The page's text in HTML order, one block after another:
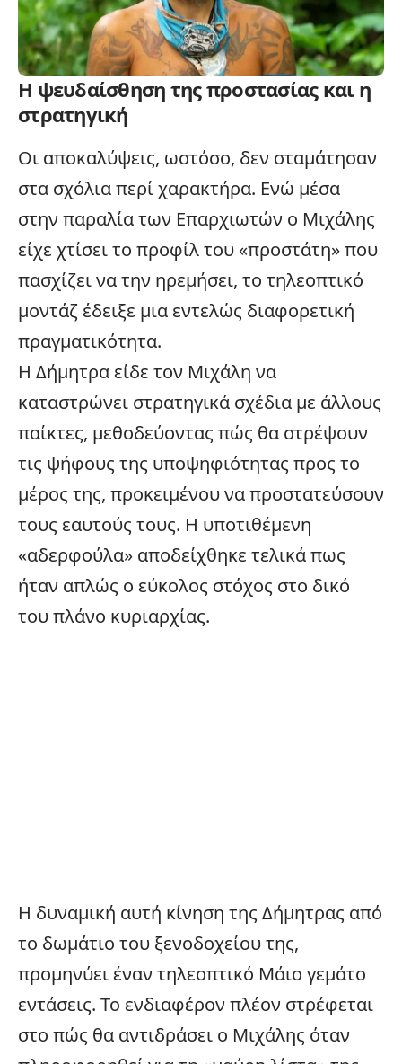
Η ψευδαίσθηση της προστασίας και η
στρατηγική
Οι αποκαλύψεις, ωστόσο, δεν σταμάτησαν
στα σχόλια περί χαρακτήρα. Ενώ μέσα
στην παραλία των Επαρχιωτών ο Μιχάλης
είχε χτίσει το προφίλ του «προστάτη» που
πασχίζει να την ηρεμήσει, το τηλεοπτικό
μοντάζ έδειξε μια εντελώς διαφορετική
πραγματικότητα.
Η Δήμητρα είδε τον Μιχάλη να
καταστρώνει στρατηγικά σχέδια με άλλους
παίκτες, μεθοδεύοντας πώς θα στρέψουν
τις ψήφους της υποψηφιότητας προς το
μέρος της, προκειμένου να προστατεύσουν
τους εαυτούς τους. Η υποτιθέμενη
«αδερφούλα» αποδείχθηκε τελικά πως
ήταν απλώς ο εύκολος στόχος στο δικό
του πλάνο κυριαρχίας.
Η δυναμική αυτή κίνηση της Δήμητρας από
το δωμάτιο του ξενοδοχείου της,
προμηνύει έναν τηλεοπτικό Μάιο γεμάτο
εντάσεις. Το ενδιαφέρον πλέον στρέφεται
στο πώς θα αντιδράσει ο Μιχάλης όταν